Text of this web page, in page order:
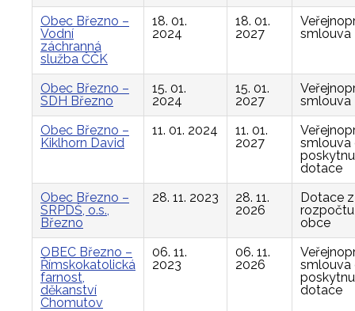
Obec Březno –
Vodní
záchranná
služba ČČK
18. 01.
2024
18. 01.
2027
smlouva
Obec Březno –
SDH Březno
15. 01.
2024
15. 01.
2027
smlouva
Obec Březno –
Kiklhorn David
11. 01. 2024
11. 01.
2027
smlouva
dotace
Obec Březno –
SRPDŠ, o.s.,
Březno
28. 11. 2023
28. 11.
2026
Dotace z
rozpočtu
obce
OBEC Březno –
Římskokatolická
farnost,
děkanství
Chomutov
06. 11.
2023
06. 11.
2026
smlouva
dotace